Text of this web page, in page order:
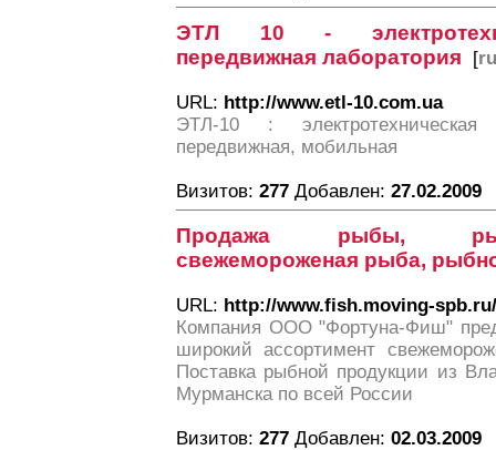
ЭТЛ 10 -
передвижная лаборатория [ru
URL: http://www.etl-10.com.ua
ЭТЛ-10 : электротехническая
передвижная, мобильная
Визитов: 277 Добавлен: 27.02.2009
Продажа рыбы,
свежемороженая рыба,
URL: http://www.fish.moving-spb.ru/
Компания ООО "Фортуна-Фиш"
широкий ассортимент
Поставка рыбной продукции из
Мурманска по всей России
Визитов: 277 Добавлен: 02.03.2009